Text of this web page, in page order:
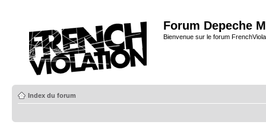
Forum Depeche
Bienvenue sur le forum
Index du forum